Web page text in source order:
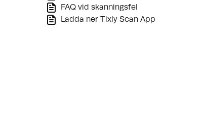
FAQ vid skanningsfel
Ladda ner Tixly Scan App